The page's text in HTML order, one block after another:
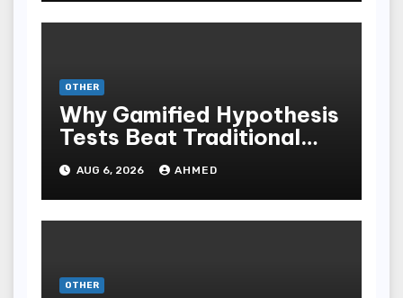
OTHER
Why Gamified Hypothesis
Tests Beat Traditional
Meditate Methods
AUG 6, 2026 AHMED
OTHER